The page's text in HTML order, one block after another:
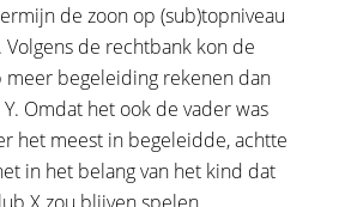
de zoon op (sub)topniveau
Volgens de rechtbank kon de
meer begeleiding rekenen dan
Omdat het ook de vader was
het meest in begeleidde, achtte
in het belang van het kind dat